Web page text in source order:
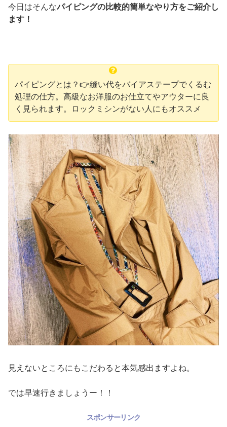
今日はそんなパイピングの比較的簡単なやり方をご紹介し
ます！
パイピングとは？👉縫い代をバイアステープでくるむ
処理の仕方。高級なお洋服のお仕立てやアウターに良
く見られます。ロックミシンがない人にもオススメ
見えないところにもこだわると本気感出ますよね。
では早速行きましょうー！！
スポンサーリンク